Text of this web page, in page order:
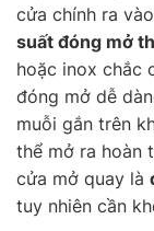
cửa chính ra
suất đóng mở
hoặc inox chắc
đóng mở dễ
muỗi gắn trên
thể mở ra hoàn
cửa mở quay là
tuy nhiên cần